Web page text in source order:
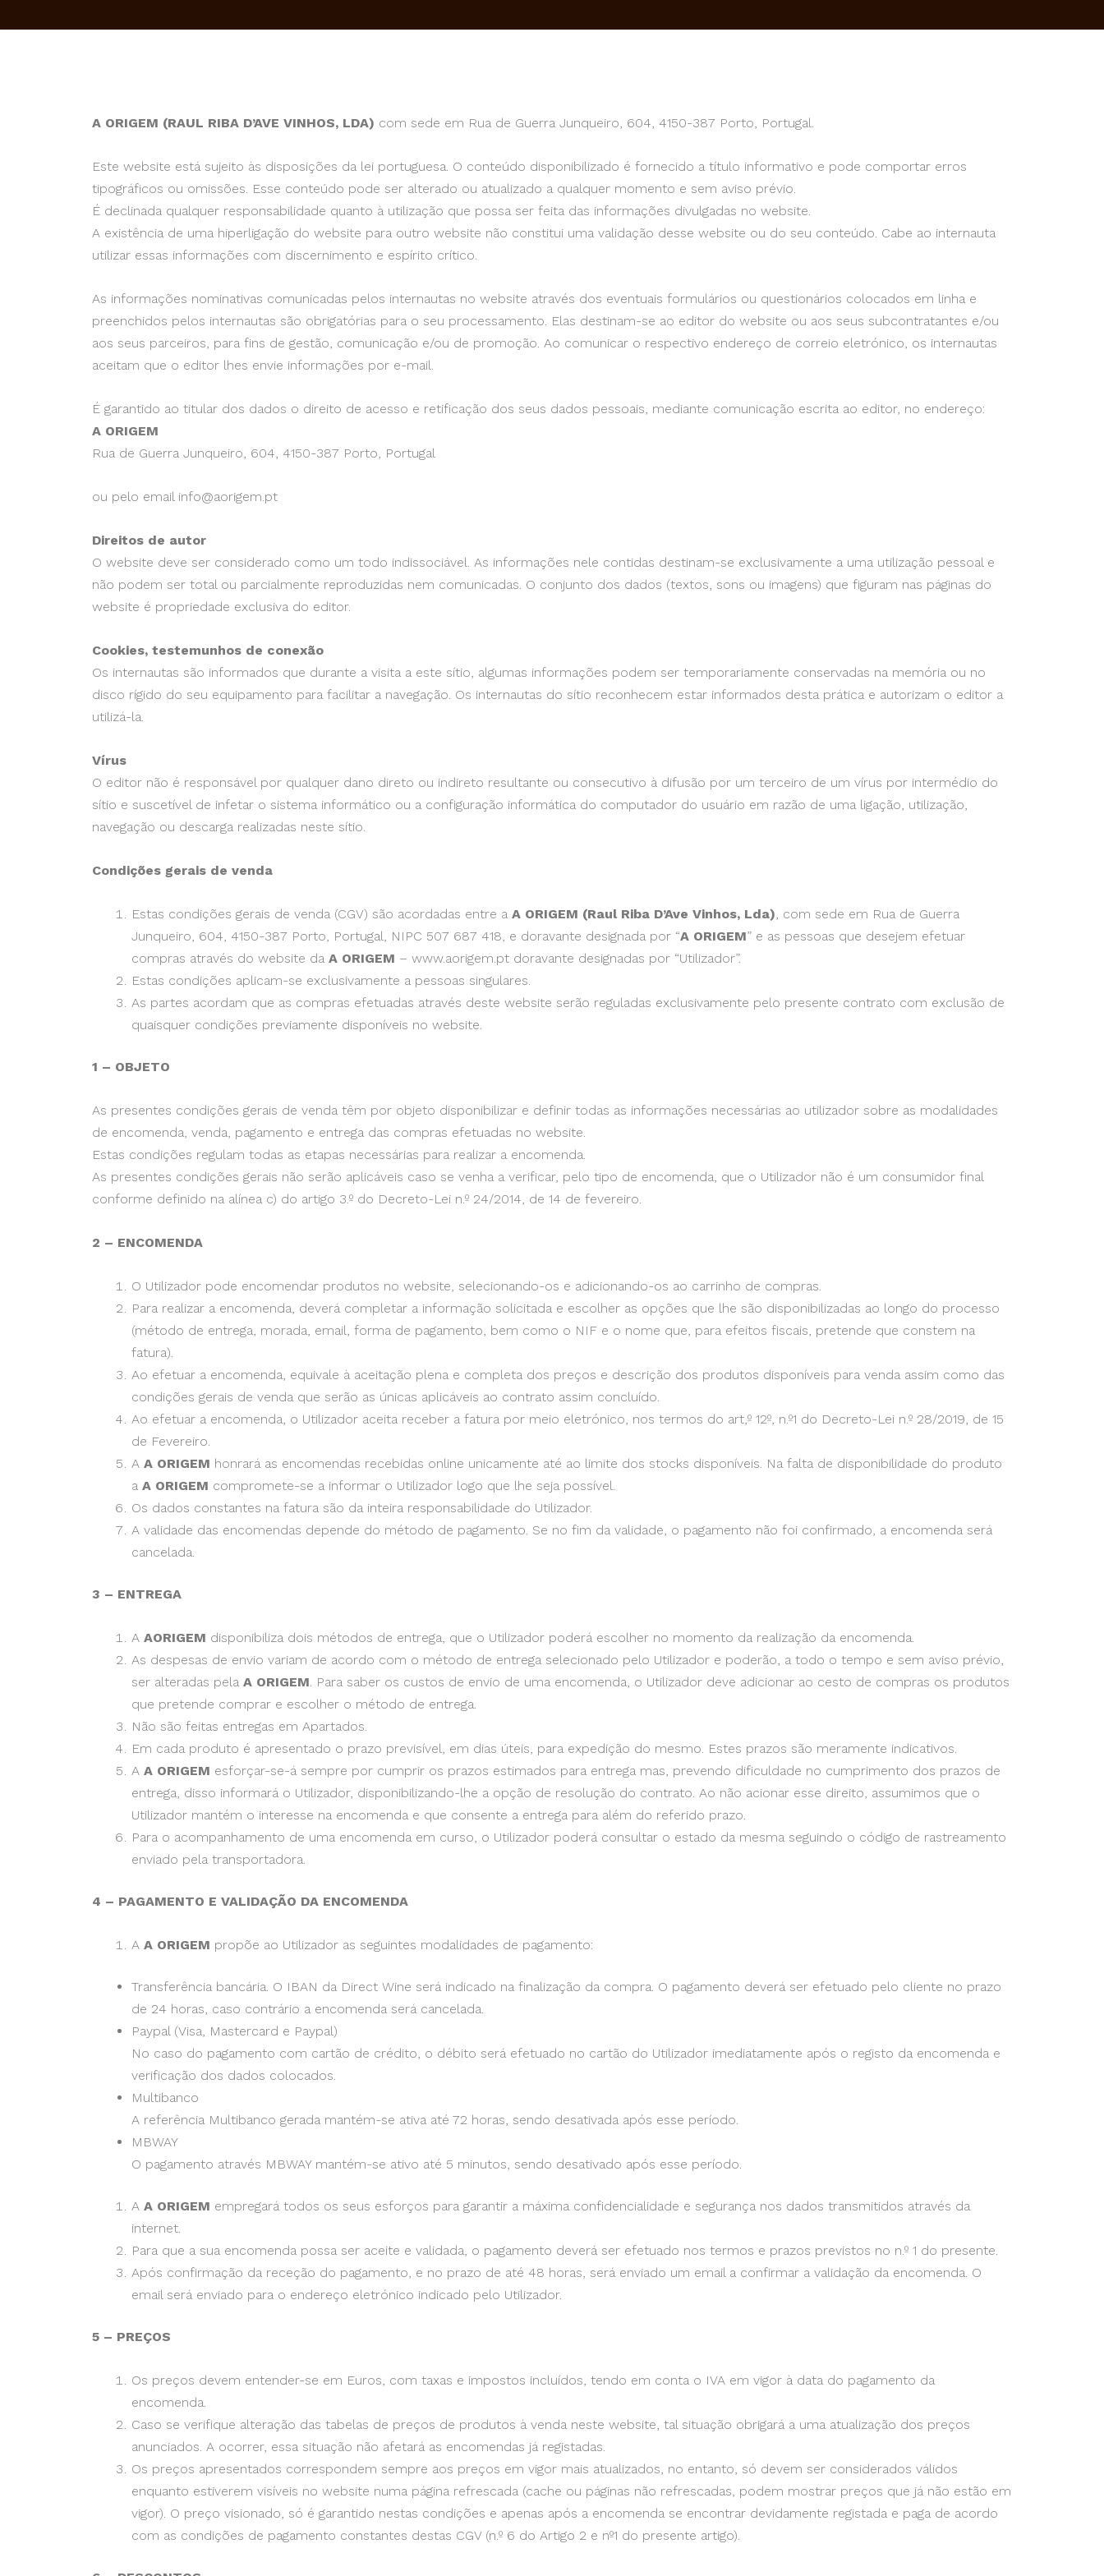
A ORIGEM (RAUL RIBA D’AVE VINHOS, LDA) com sede em Rua de Guerra Junqueiro, 604, 4150-387 Porto, Portugal.
Este website está sujeito às disposições da lei portuguesa. O conteúdo disponibilizado é fornecido a título informativo e pode comportar erros
tipográficos ou omissões. Esse conteúdo pode ser alterado ou atualizado a qualquer momento e sem aviso prévio.
É declinada qualquer responsabilidade quanto à utilização que possa ser feita das informações divulgadas no website.
A existência de uma hiperligação do website para outro website não constitui uma validação desse website ou do seu conteúdo. Cabe ao internauta
utilizar essas informações com discernimento e espírito crítico.
As informações nominativas comunicadas pelos internautas no website através dos eventuais formulários ou questionários colocados em linha e
preenchidos pelos internautas são obrigatórias para o seu processamento. Elas destinam-se ao editor do website ou aos seus subcontratantes e/ou
aos seus parceiros, para fins de gestão, comunicação e/ou de promoção. Ao comunicar o respectivo endereço de correio eletrónico, os internautas
aceitam que o editor lhes envie informações por e-mail.
É garantido ao titular dos dados o direito de acesso e retificação dos seus dados pessoais, mediante comunicação escrita ao editor, no endereço:
A ORIGEM
Rua de Guerra Junqueiro, 604, 4150-387 Porto, Portugal
ou pelo email info@aorigem.pt
Direitos de autor
O website deve ser considerado como um todo indissociável. As informações nele contidas destinam-se exclusivamente a uma utilização pessoal e
não podem ser total ou parcialmente reproduzidas nem comunicadas. O conjunto dos dados (textos, sons ou imagens) que figuram nas páginas do
website é propriedade exclusiva do editor.
Cookies, testemunhos de conexão
Os internautas são informados que durante a visita a este sítio, algumas informações podem ser temporariamente conservadas na memória ou no
disco rígido do seu equipamento para facilitar a navegação. Os internautas do sítio reconhecem estar informados desta prática e autorizam o editor a
utilizá-la.
Vírus
O editor não é responsável por qualquer dano direto ou indireto resultante ou consecutivo à difusão por um terceiro de um vírus por intermédio do
sítio e suscetível de infetar o sistema informático ou a configuração informática do computador do usuário em razão de uma ligação, utilização,
navegação ou descarga realizadas neste sítio.
Condições gerais de venda
Estas condições gerais de venda (CGV) são acordadas entre a A ORIGEM (Raul Riba D’Ave Vinhos, Lda), com sede em Rua de Guerra
Junqueiro, 604, 4150-387 Porto, Portugal, NIPC 507 687 418, e doravante designada por “A ORIGEM” e as pessoas que desejem efetuar
compras através do website da A ORIGEM – www.aorigem.pt doravante designadas por “Utilizador”.
Estas condições aplicam-se exclusivamente a pessoas singulares.
As partes acordam que as compras efetuadas através deste website serão reguladas exclusivamente pelo presente contrato com exclusão de
quaisquer condições previamente disponíveis no website.
1 – OBJETO
As presentes condições gerais de venda têm por objeto disponibilizar e definir todas as informações necessárias ao utilizador sobre as modalidades
de encomenda, venda, pagamento e entrega das compras efetuadas no website.
Estas condições regulam todas as etapas necessárias para realizar a encomenda.
As presentes condições gerais não serão aplicáveis caso se venha a verificar, pelo tipo de encomenda, que o Utilizador não é um consumidor final
conforme definido na alínea c) do artigo 3.º do Decreto-Lei n.º 24/2014, de 14 de fevereiro.
2 – ENCOMENDA
O Utilizador pode encomendar produtos no website, selecionando-os e adicionando-os ao carrinho de compras.
Para realizar a encomenda, deverá completar a informação solicitada e escolher as opções que lhe são disponibilizadas ao longo do processo
(método de entrega, morada, email, forma de pagamento, bem como o NIF e o nome que, para efeitos fiscais, pretende que constem na
fatura).
Ao efetuar a encomenda, equivale à aceitação plena e completa dos preços e descrição dos produtos disponíveis para venda assim como das
condições gerais de venda que serão as únicas aplicáveis ao contrato assim concluído.
Ao efetuar a encomenda, o Utilizador aceita receber a fatura por meio eletrónico, nos termos do art,º 12º, n.º1 do Decreto-Lei n.º 28/2019, de 15
de Fevereiro.
A A ORIGEM honrará as encomendas recebidas online unicamente até ao limite dos stocks disponíveis. Na falta de disponibilidade do produto
a A ORIGEM compromete-se a informar o Utilizador logo que lhe seja possível.
Os dados constantes na fatura são da inteira responsabilidade do Utilizador.
A validade das encomendas depende do método de pagamento. Se no fim da validade, o pagamento não foi confirmado, a encomenda será
cancelada.
3 – ENTREGA
A AORIGEM disponibiliza dois métodos de entrega, que o Utilizador poderá escolher no momento da realização da encomenda.
As despesas de envio variam de acordo com o método de entrega selecionado pelo Utilizador e poderão, a todo o tempo e sem aviso prévio,
ser alteradas pela A ORIGEM. Para saber os custos de envio de uma encomenda, o Utilizador deve adicionar ao cesto de compras os produtos
que pretende comprar e escolher o método de entrega.
Não são feitas entregas em Apartados.
Em cada produto é apresentado o prazo previsível, em dias úteis, para expedição do mesmo. Estes prazos são meramente indicativos.
A A ORIGEM esforçar-se-á sempre por cumprir os prazos estimados para entrega mas, prevendo dificuldade no cumprimento dos prazos de
entrega, disso informará o Utilizador, disponibilizando-lhe a opção de resolução do contrato. Ao não acionar esse direito, assumimos que o
Utilizador mantém o interesse na encomenda e que consente a entrega para além do referido prazo.
Para o acompanhamento de uma encomenda em curso, o Utilizador poderá consultar o estado da mesma seguindo o código de rastreamento
enviado pela transportadora.
4 – PAGAMENTO E VALIDAÇÃO DA ENCOMENDA
A A ORIGEM propõe ao Utilizador as seguintes modalidades de pagamento:
Transferência bancária. O IBAN da Direct Wine será indicado na finalização da compra. O pagamento deverá ser efetuado pelo cliente no prazo
de 24 horas, caso contrário a encomenda será cancelada.
Paypal (Visa, Mastercard e Paypal)
No caso do pagamento com cartão de crédito, o débito será efetuado no cartão do Utilizador imediatamente após o registo da encomenda e
verificação dos dados colocados.
Multibanco
A referência Multibanco gerada mantém-se ativa até 72 horas, sendo desativada após esse período.
MBWAY
O pagamento através MBWAY mantém-se ativo até 5 minutos, sendo desativado após esse período.
A A ORIGEM empregará todos os seus esforços para garantir a máxima confidencialidade e segurança nos dados transmitidos através da
internet.
Para que a sua encomenda possa ser aceite e validada, o pagamento deverá ser efetuado nos termos e prazos previstos no n.º 1 do presente.
Após confirmação da receção do pagamento, e no prazo de até 48 horas, será enviado um email a confirmar a validação da encomenda. O
email será enviado para o endereço eletrónico indicado pelo Utilizador.
5 – PREÇOS
Os preços devem entender-se em Euros, com taxas e impostos incluídos, tendo em conta o IVA em vigor à data do pagamento da
encomenda.
Caso se verifique alteração das tabelas de preços de produtos à venda neste website, tal situação obrigará a uma atualização dos preços
anunciados. A ocorrer, essa situação não afetará as encomendas já registadas.
Os preços apresentados correspondem sempre aos preços em vigor mais atualizados, no entanto, só devem ser considerados válidos
enquanto estiverem visíveis no website numa página refrescada (cache ou páginas não refrescadas, podem mostrar preços que já não estão em
vigor). O preço visionado, só é garantido nestas condições e apenas após a encomenda se encontrar devidamente registada e paga de acordo
com as condições de pagamento constantes destas CGV (n.º 6 do Artigo 2 e nº1 do presente artigo).